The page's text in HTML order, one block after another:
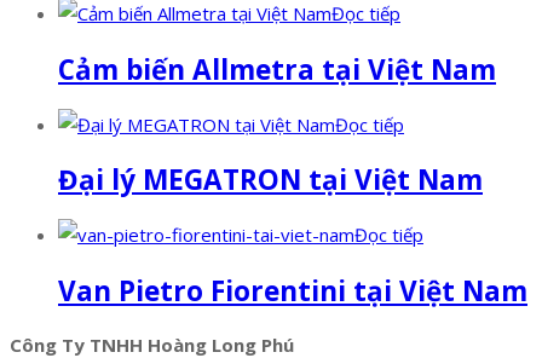
Đọc tiếp
Cảm biến Allmetra tại Việt Nam
Đọc tiếp
Đại lý MEGATRON tại Việt Nam
Đọc tiếp
Van Pietro Fiorentini tại Việt Nam
Công Ty TNHH Hoàng Long Phú